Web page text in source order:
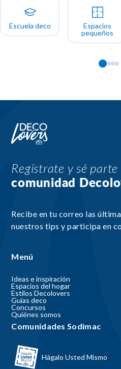
Escuela deco
Espacios
pequeños
Regístrate y sé parte
comunidad
Recibe en tu correo las
nuestros tips y participa en
Menú
Ideas e inspiración
Espacios del hogar
Estilos Decolovers
Guías deco
Concursos
Quiénes somos
Comunidades Sodimac
Hágalo Usted Mismo